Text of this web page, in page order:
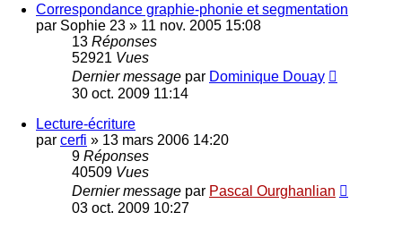
Correspondance graphie-phonie et segmentation
par Sophie 23 » 11 nov. 2005 15:08
13 Réponses
52921 Vues
Dernier message par Dominique Douay
30 oct. 2009 11:14
Lecture-écriture
par cerfi » 13 mars 2006 14:20
9 Réponses
40509 Vues
Dernier message par Pascal Ourghanlian
03 oct. 2009 10:27